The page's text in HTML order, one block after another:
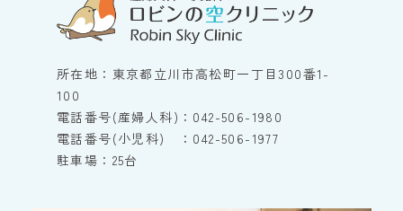
所在地：東京都立川市高松町一丁目300番1-
100
電話番号(産婦人科)：042-506-1980
電話番号(小児科) ：042-506-1977
駐車場：25台